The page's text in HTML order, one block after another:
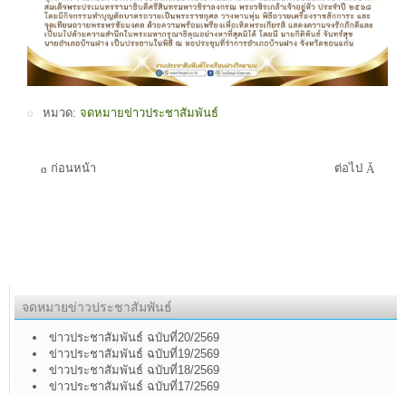
หมวด: จดหมายข่าวประชาสัมพันธ์
ก่อนหน้า ต่อไป
จดหมายข่าวประชาสัมพันธ์
ข่าวประชาสัมพันธ์ ฉบับที่20/2569
ข่าวประชาสัมพันธ์ ฉบับที่19/2569
ข่าวประชาสัมพันธ์ ฉบับที่18/2569
ข่าวประชาสัมพันธ์ ฉบับที่17/2569